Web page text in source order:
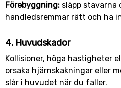
Förebyggning: släpp stavarna
handledsremmar rätt och ha
4. Huvudskador
Kollisioner, höga hastigheter
orsaka hjärnskakningar eller
slår i huvudet när du faller.